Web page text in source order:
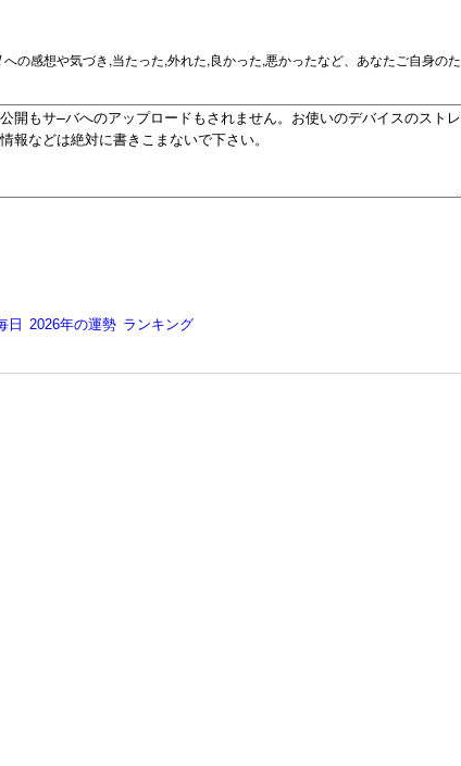
への感想や気づき,当たった,外れた,良かった,悪かったなど、あなたご自身のた
日 2026年の運勢 ランキング